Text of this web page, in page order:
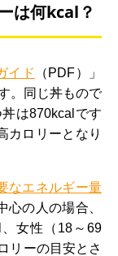
は何kcal？
イド
（PDF）」
。同じ丼もので
は870kcalです
カロリーとなり
なエネルギー量
心の人の場合、
女性（18～69
リーの目安とさ